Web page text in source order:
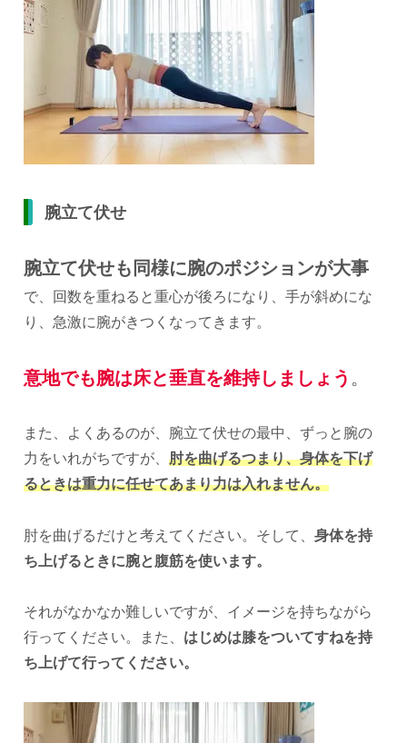
腕立て伏せ
腕立て伏せも同様に腕のポジションが大事
で、回数を重ねると重心が後ろになり、手が斜めにな
り、急激に腕がきつくなってきます。
意地でも腕は床と垂直を維持しましょう 。
また、よくあるのが、腕立て伏せの最中、ずっと腕の
力をいれがちですが、 肘を曲げるつまり、身体を下げ
るときは重力に任せてあまり力は入れません。
肘を曲げるだけと考えてください。そして、 身体を持
ち上げるときに腕と腹筋を使います。
それがなかなか難しいですが、イメージを持ちながら
行ってください。また、 はじめは膝をついてすねを持
ち上げて行ってください。